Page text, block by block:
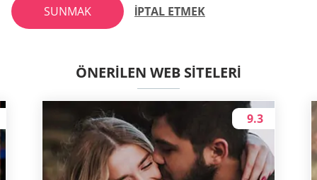
SUNMAK İPTAL ETMEK
ÖNERILEN WEB SITELERI
9.3